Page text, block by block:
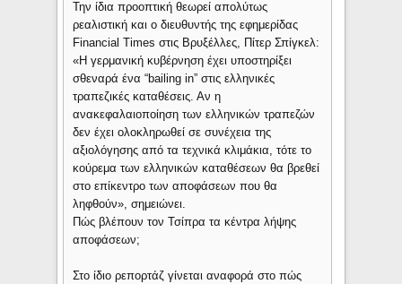
Την ίδια προοπτική θεωρεί απολύτως
ρεαλιστική και ο διευθυντής της εφημερίδας
Financial Times στις Βρυξέλλες, Πίτερ Σπίγκελ:
«Η γερμανική κυβέρνηση έχει υποστηρίξει
σθεναρά ένα “bailing in” στις ελληνικές
τραπεζικές καταθέσεις. Αν η
ανακεφαλαιοποίηση των ελληνικών τραπεζών
δεν έχει ολοκληρωθεί σε συνέχεια της
αξιολόγησης από τα τεχνικά κλιμάκια, τότε το
κούρεμα των ελληνικών καταθέσεων θα βρεθεί
στο επίκεντρο των αποφάσεων που θα
ληφθούν», σημειώνει.
Πώς βλέπουν τον Τσίπρα τα κέντρα λήψης
αποφάσεων;
Στο ίδιο ρεπορτάζ γίνεται αναφορά στο πώς